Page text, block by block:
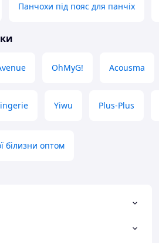
Панчохи під пояс для панчіх
OhMyG! Acousma
Yiwu Plus-Plus
білизни оптом